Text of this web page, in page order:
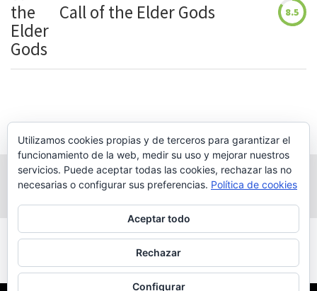
Call of the Elder Gods 8.5
Powered byWordPress|WP Magazine by
WP Mag Plus
Utilizamos cookies propias y de terceros para garantizar el
funcionamiento de la web, medir su uso y mejorar nuestros
servicios. Puede aceptar todas las cookies, rechazar las no
necesarias o configurar sus preferencias. Política de cookies
Aceptar todo
Rechazar
Configurar